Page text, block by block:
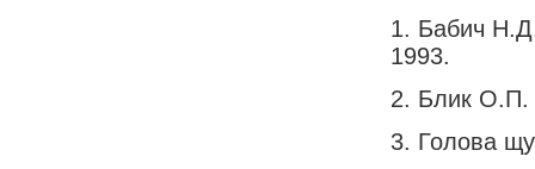
1. Бабич Н.Д.
1993.
2. Блик О.П.
3. Голова